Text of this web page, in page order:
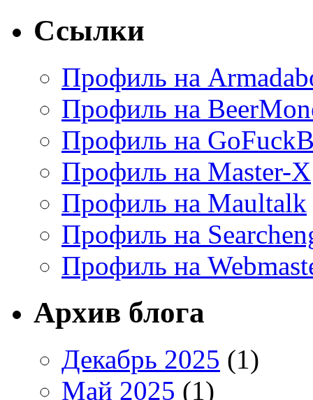
Ссылки
Профиль на
Профиль на
Профиль на
Профиль на Master-X
Профиль на Maultalk
Профиль на
Профиль на
Архив блога
Декабрь 2025 (1)
Май 2025 (1)